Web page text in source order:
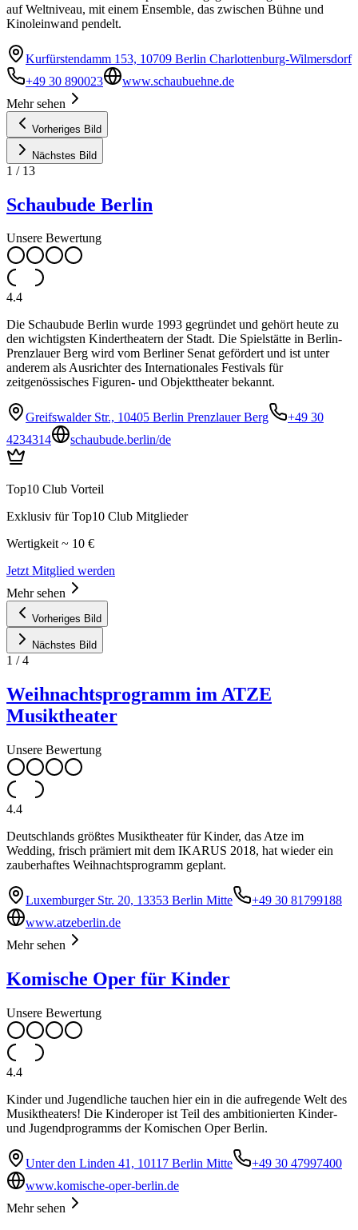
auf Weltniveau, mit einem Ensemble, das zwischen Bühne und
Kinoleinwand pendelt.
Kurfürstendamm 153, 10709 Berlin Charlottenburg-Wilmersdorf
+49 30 890023
www.schaubuehne.de
Mehr sehen
Vorheriges Bild
Nächstes Bild
1 / 13
Schaubude Berlin
Unsere Bewertung
4.4
Die Schaubude Berlin wurde 1993 gegründet und gehört heute zu
den wichtigsten Kindertheatern der Stadt. Die Spielstätte in Berlin-
Prenzlauer Berg wird vom Berliner Senat gefördert und ist unter
anderem als Ausrichter des Internationales Festivals für
zeitgenössisches Figuren- und Objekttheater bekannt.
Greifswalder Str., 10405 Berlin Prenzlauer Berg
+49 30
4234314
schaubude.berlin/de
Top10 Club Vorteil
Exklusiv für Top10 Club Mitglieder
Wertigkeit ~ 10 €
Jetzt Mitglied werden
Mehr sehen
Vorheriges Bild
Nächstes Bild
1 /4
Weihnachtsprogramm im ATZE
Musiktheater
Unsere Bewertung
4.4
Deutschlands größtes Musiktheater für Kinder, das Atze im
Wedding, frisch prämiert mit dem IKARUS 2018, hat wieder ein
zauberhaftes Weihnachtsprogramm geplant.
Luxemburger Str. 20, 13353 Berlin Mitte
+49 30 81799188
www.atzeberlin.de
Mehr sehen
Komische Oper für Kinder
Unsere Bewertung
4.4
Kinder und Jugendliche tauchen hier ein in die aufregende Welt des
Musiktheaters! Die Kinderoper ist Teil des ambitionierten Kinder-
und Jugendprogramms der Komischen Oper Berlin.
Unter den Linden 41, 10117 Berlin Mitte
+49 30 47997400
www.komische-oper-berlin.de
Mehr sehen